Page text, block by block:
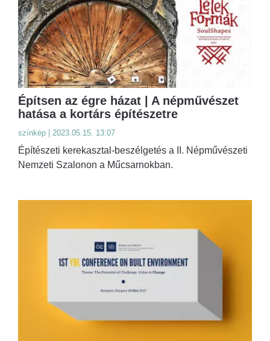
Építsen az égre házat | A népművészet
hatása a kortárs építészetre
színkép | 2023.05.15. 13:07
Építészeti kerekasztal-beszélgetés a II. Népművészeti
Nemzeti Szalonon a Műcsarnokban.